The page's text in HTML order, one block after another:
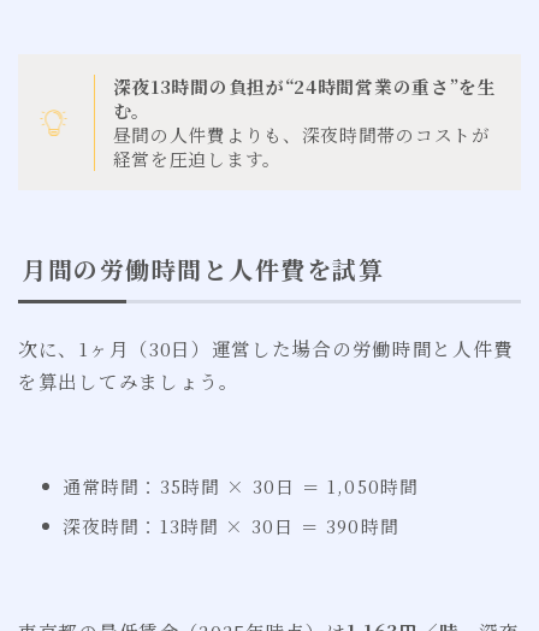
深夜13時間の負担が“24時間営業の重さ”を生
む。
昼間の人件費よりも、深夜時間帯のコストが
経営を圧迫します。
月間の労働時間と人件費を試算
次に、1ヶ月（30日）運営した場合の労働時間と人件費
を算出してみましょう。
通常時間：35時間 × 30日 ＝ 1,050時間
深夜時間：13時間 × 30日 ＝ 390時間